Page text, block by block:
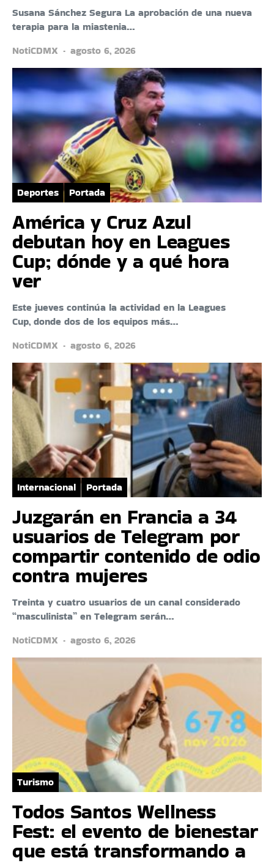
Susana Sánchez Segura La aprobación de una nueva
terapia para la miastenia…
NotiCDMX
agosto 6, 2026
Deportes Portada
América y Cruz Azul
debutan hoy en Leagues
Cup; dónde y a qué hora
ver
Este jueves continúa la actividad en la Leagues
Cup, donde dos de los equipos más…
NotiCDMX
agosto 6, 2026
Internacional Portada
Juzgarán en Francia a 34
usuarios de Telegram por
compartir contenido de odio
contra mujeres
Treinta y cuatro usuarios de un canal considerado
“masculinista” en Telegram serán…
NotiCDMX
agosto 6, 2026
Turismo
Todos Santos Wellness
Fest: el evento de bienestar
que está transformando a